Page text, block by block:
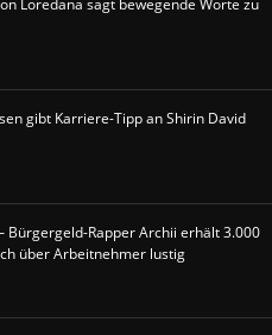
Loredana sagt bewegende Worte zu
gibt Karriere-Tipp an Shirin David
Bürgergeld-Rapper Archii erhält 3.000
über Arbeitnehmer lustig